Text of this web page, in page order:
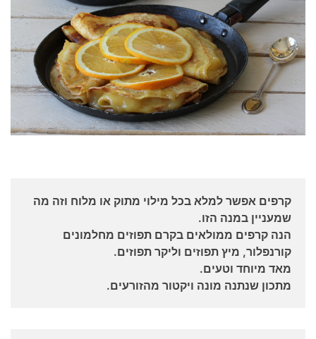
קרפים אפשר למלא בכל מילוי מתוק או מלוח וזה מה
שמעניין במנה הזו.
הנה קרפים ממולאים בקרם תפוזים מחלמונים
קורנפלור, מיץ תפוזים וליקר תפוזים.
מאד מיוחד וטעים.
מתכון שנתנה מונה ויקטור מהזורעים.